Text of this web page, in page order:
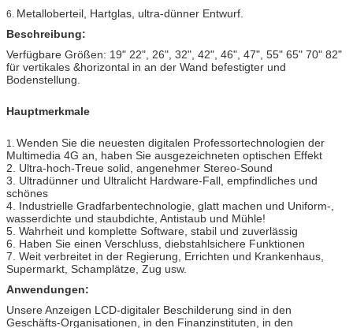
6. Metalloberteil, Hartglas, ultra-dünner Entwurf.
Beschreibung:
Verfügbare Größen: 19" 22", 26", 32", 42", 46", 47", 55" 65" 70" 82"
für vertikales &horizontal in an der Wand befestigter und
Bodenstellung.
Hauptmerkmale
1. Wenden Sie die neuesten digitalen Professortechnologien der
Multimedia 4G an, haben Sie ausgezeichneten optischen Effekt
2. Ultra-hoch-Treue solid, angenehmer Stereo-Sound
3. Ultradünner und Ultralicht Hardware-Fall, empfindliches und
schönes
4. Industrielle Gradfarbentechnologie, glatt machen und Uniform-,
wasserdichte und staubdichte, Antistaub und Mühle!
5. Wahrheit und komplette Software, stabil und zuverlässig
6. Haben Sie einen Verschluss, diebstahlsichere Funktionen
7. Weit verbreitet in der Regierung, Errichten und Krankenhaus,
Supermarkt, Schamplätze, Zug usw.
Anwendungen:
Unsere Anzeigen LCD-digitaler Beschilderung sind in den
Geschäfts-Organisationen, in den Finanzinstituten, in den